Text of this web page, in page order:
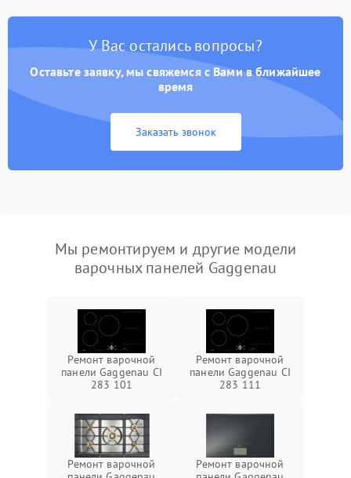
У Вас остались вопросы?
Оставьте заявку, мы свяжемся с Вами в ближайшее
время
Заказать звонок
Мы ремонтируем и другие модели
варочных панелей Gaggenau
Ремонт варочной
панели Gaggenau CI
283 101
Ремонт варочной
панели Gaggenau CI
283 111
Ремонт варочной
Ремонт варочной